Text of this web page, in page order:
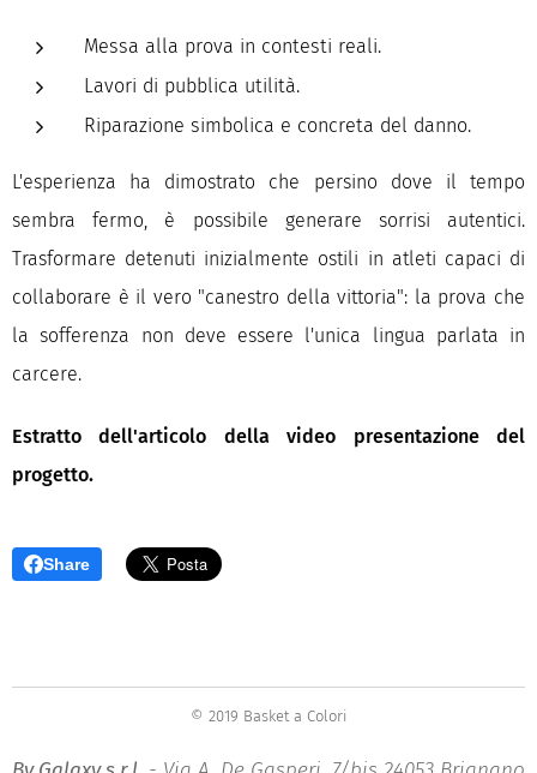
Messa alla prova in contesti reali.
Lavori di pubblica utilità.
Riparazione simbolica e concreta del danno.
L'esperienza ha dimostrato che persino dove il tempo
sembra fermo, è possibile generare sorrisi autentici.
Trasformare detenuti inizialmente ostili in atleti capaci di
collaborare è il vero "canestro della vittoria": la prova che
la sofferenza non deve essere l'unica lingua parlata in
carcere.
Estratto dell'articolo della video presentazione del
progetto.
Share
© 2019 Basket a Colori